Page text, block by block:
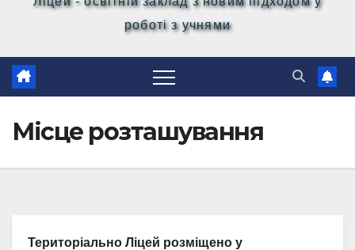
роботі з учнями
Місце розташування
Територiально Ліцей розміщено у